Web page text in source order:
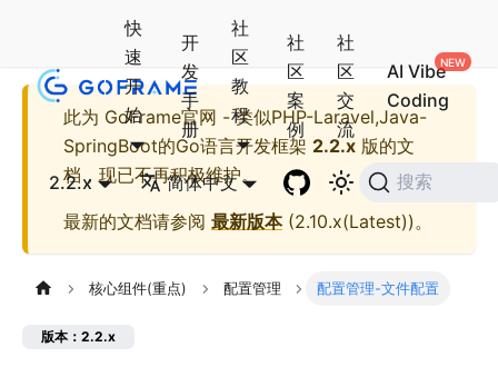
快
速
开
始
开
发
手
册
社
区
教
程
社
区
案
例
社
区
交
流
AI Vibe
Coding
2.2.x 简体中文 搜索
此为 GoFrame官网 - 类似PHP-Laravel,Java-
SpringBoot的Go语言开发框架 2.2.x 版的文
档，现已不再积极维护。
最新的文档请参阅 最新版本(2.10.x(Latest))。
核心组件(重点) 配置管理 配置管理-文件配置
版本：2.2.x